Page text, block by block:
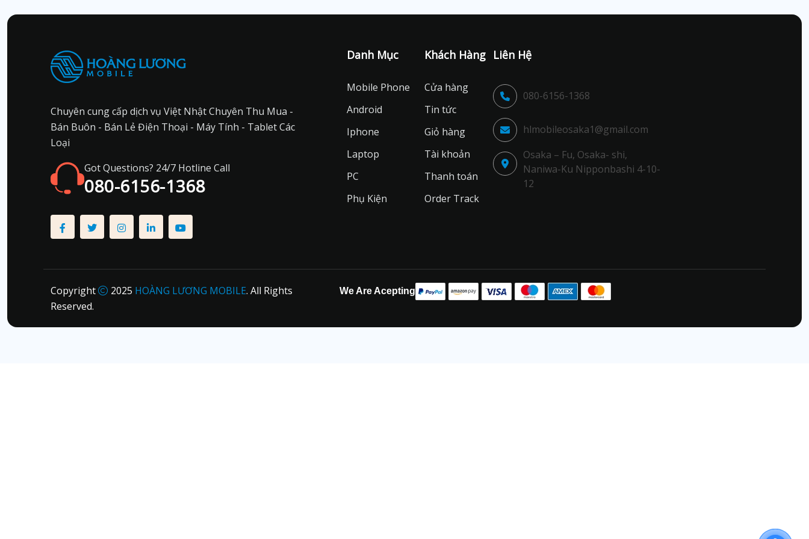
Chuyên cung cấp dịch vụ Việt Nhật Chuyên Thu Mua -
Bán Buôn - Bán Lẻ Điện Thoại - Máy Tính - Tablet Các
Loại
Got Questions? 24/7 Hotline Call
080-6156-1368
Danh Mục
Mobile Phone
Android
Iphone
Laptop
PC
Phụ Kiện
Khách Hàng
Cửa hàng
Tin tức
Giỏ hàng
Tài khoản
Thanh toán
Order Track
Liên Hệ
080-6156-1368
hlmobileosaka1@gmail.com
Osaka – Fu, Osaka- shi,
Naniwa-Ku Nipponbashi 4-10-
12
Copyright 2025 HOÀNG LƯƠNG MOBILE. All Rights
Reserved.
We Are Acepting